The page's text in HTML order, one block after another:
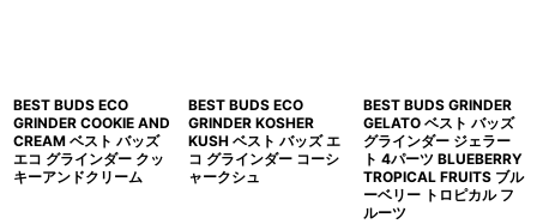
BEST BUDS ECO
GRINDER COOKIE AND
CREAM ベスト バッズ
エコ グラインダー クッ
キーアンドクリーム
BEST BUDS ECO
GRINDER KOSHER
KUSH ベスト バッズ エ
コ グラインダー コーシ
ャークシュ
BEST BUDS GRINDER
GELATO ベスト バッズ
グラインダー ジェラー
ト 4パーツ BLUEBERRY
TROPICAL FRUITS ブル
ーベリー トロピカル フ
ルーツ